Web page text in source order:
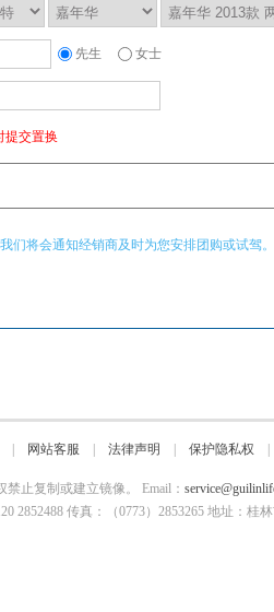
网站客服 法律声明 保护隐私权
止复制或建立镜像。 Email：
2852488 传真：（0773）2853265 地址：